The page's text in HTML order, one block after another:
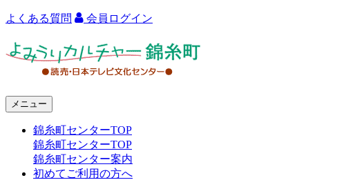
よくある質問 会員ログイン
メニュー
錦糸町センターTOP
錦糸町センターTOP
錦糸町センター案内
初めてご利用の方へ